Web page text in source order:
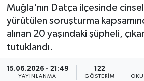
Muğla'nın Datça ilçesinde
yürütülen soruşturma
alınan 20 yaşındaki şüpheli,
tutuklandı.
15.06.2026 - 21:49
YAYINLANMA
122
GÖSTERIM
Son Dakika Haberleri
Haber Arşivi